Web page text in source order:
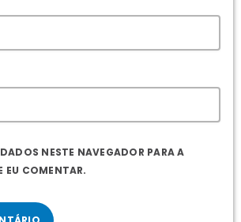
NESTE NAVEGADOR PARA A
EU COMENTAR.